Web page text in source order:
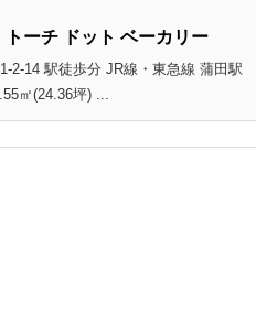
トーチ ドット ベーカリー
2-14 駅徒歩分 JR線・東急線 蒲田
㎡(24.36坪) ...